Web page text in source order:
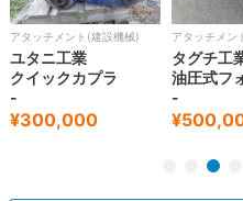
アタッチメント(建設機械)
ユタニ工業
クイックカプラ
-
¥300,000
アタッチメン
タグチ工
油圧式フ
-